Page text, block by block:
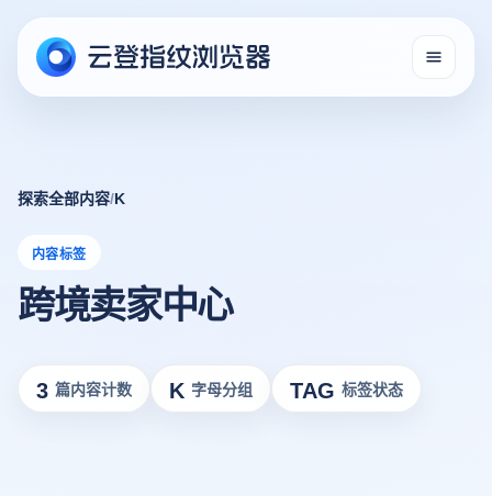
探索全部内容/K
内容标签
跨境卖家中心
3 篇内容计数 K 字母分组 TAG 标签状态